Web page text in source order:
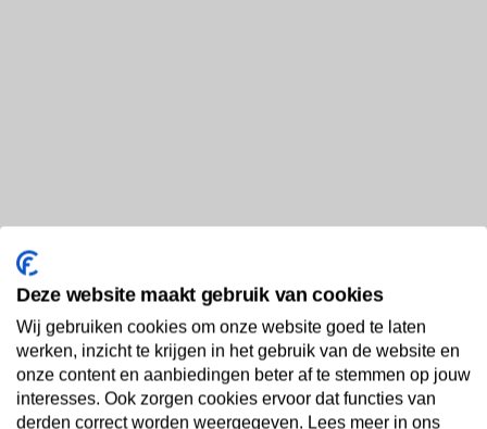
Deze website maakt gebruik van cookies
Wij gebruiken cookies om onze website goed te laten
werken, inzicht te krijgen in het gebruik van de website en
onze content en aanbiedingen beter af te stemmen op jouw
interesses. Ook zorgen cookies ervoor dat functies van
derden correct worden weergegeven. Lees meer in ons